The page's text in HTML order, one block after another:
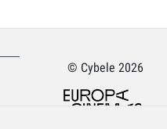
© Cybele 2026